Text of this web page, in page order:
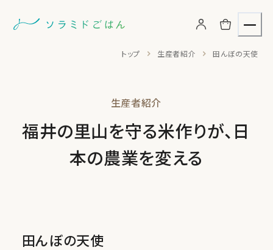
お米加工品
生産者
トップ 生産者紹介 田んぼの天使
生産者紹介
福井の里山を守る米作りが、日
本の農業を変える
田んぼの天使